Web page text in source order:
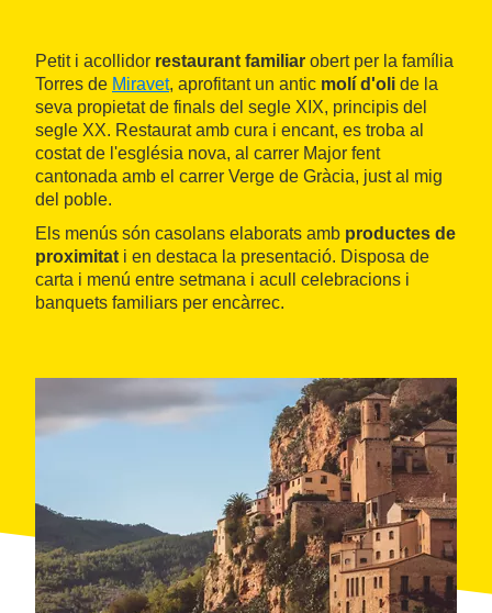
Petit i acollidor restaurant familiar obert per la família
Torres de Miravet, aprofitant un antic molí d'oli de la
seva propietat de finals del segle XIX, principis del
segle XX. Restaurat amb cura i encant, es troba al
costat de l'església nova, al carrer Major fent
cantonada amb el carrer Verge de Gràcia, just al mig
del poble.
Els menús són casolans elaborats amb productes de
proximitat i en destaca la presentació. Disposa de
carta i menú entre setmana i acull celebracions i
banquets familiars per encàrrec.